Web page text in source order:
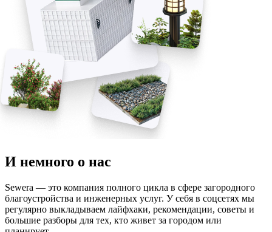
И немного о нас
Sewera — это компания полного цикла в сфере загородного
благоустройства и инженерных услуг. У себя в соцсетях мы
регулярно выкладываем лайфхаки, рекомендации, советы и
большие разборы для тех, кто живет за городом или